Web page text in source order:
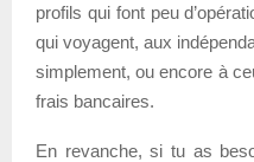
profils qui font peu
qui voyagent, aux
simplement, ou encore à
frais bancaires.
En revanche, si tu as